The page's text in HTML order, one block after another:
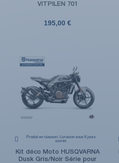
VITPILEN 701
195,00 €
Produit en réassort. Livraison sous 6 jours
ouvrés
Kit déco Moto HUSQVARNA
Dusk Gris/Noir Série pour